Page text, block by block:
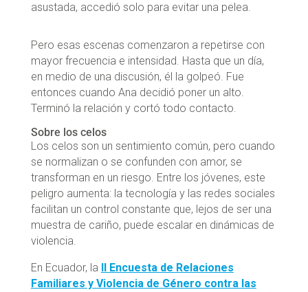
asustada, accedió solo para evitar una pelea.
Pero esas escenas comenzaron a repetirse con
mayor frecuencia e intensidad. Hasta que un día,
en medio de una discusión, él la golpeó. Fue
entonces cuando Ana decidió poner un alto.
Terminó la relación y cortó todo contacto.
Sobre los celos
Los celos son un sentimiento común, pero cuando
se normalizan o se confunden con amor, se
transforman en un riesgo. Entre los jóvenes, este
peligro aumenta: la tecnología y las redes sociales
facilitan un control constante que, lejos de ser una
muestra de cariño, puede escalar en dinámicas de
violencia.
En Ecuador, la
II Encuesta de Relaciones
Familiares y Violencia de Género contra las